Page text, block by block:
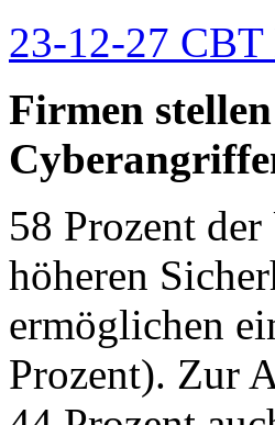
23-12-27
Firmen
58 Prozent
höheren
ermöglichen
Prozent). Zur